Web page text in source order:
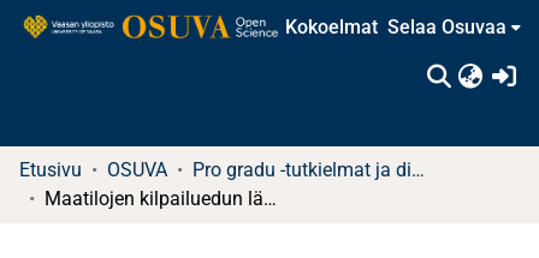
Kokoelmat Selaa Osuvaa
Etusivu OSUVA
Pro gradu -tutkielmat ja diplomityöt (rajattu saatavuus)
Maatilojen kilpailuedun lähteet